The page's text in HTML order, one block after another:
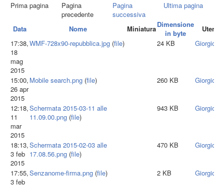
Pagine speciali
Prima pagina
Pagina
precedente
Pagina
successiva
Ultima pagina
Data Nome MiniaturaDimensione
in byte
Utente
17:38,
18
mag
2015
WMF-728x90-repubblica.jpg (file) 24 KB
15:00,
26 apr
2015
Mobile search.png (file) 260 KB
12:18,
11
mar
2015
Schermata 2015-03-11 alle
11.09.00.png (file)
943 KB
18:13,
3 feb
2015
Schermata 2015-02-03 alle
17.08.56.png (file)
470 KB
17:55,
3 feb
Senzanome-firma.png (file) 2 KB